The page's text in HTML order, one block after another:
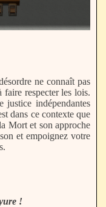
ne connaît pas
respecter les lois.
justice indépendantes
dans ce contexte que
Mort et son approche
et empoignez votre
!